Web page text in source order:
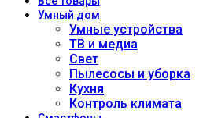
Умный дом
Умные устройства
ТВ и медиа
Свет
Пылесосы и уборка
Кухня
Контроль климата